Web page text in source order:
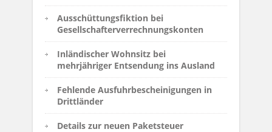
Ausschüttungsfiktion bei
Gesellschafterverrechnungskonten
Inländischer Wohnsitz bei
mehrjähriger Entsendung ins Ausland
Fehlende Ausfuhrbescheinigungen in
Drittländer
Details zur neuen Paketsteuer